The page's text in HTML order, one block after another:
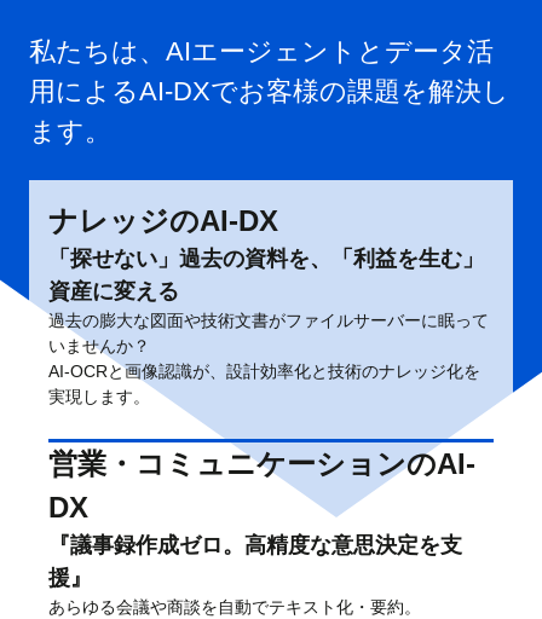
私たちは、AIエージェントとデータ活
用によるAI-DXでお客様の課題を解決し
ます。
ナレッジのAI-DX
「探せない」過去の資料を、「利益を生む」
資産に変える
過去の膨大な図面や技術文書がファイルサーバーに眠って
いませんか？
AI-OCRと画像認識が、設計効率化と技術のナレッジ化を
実現します。
営業・コミュニケーションのAI-
DX
『議事録作成ゼロ。高精度な意思決定を支
援』
あらゆる会議や商談を自動でテキスト化・要約。